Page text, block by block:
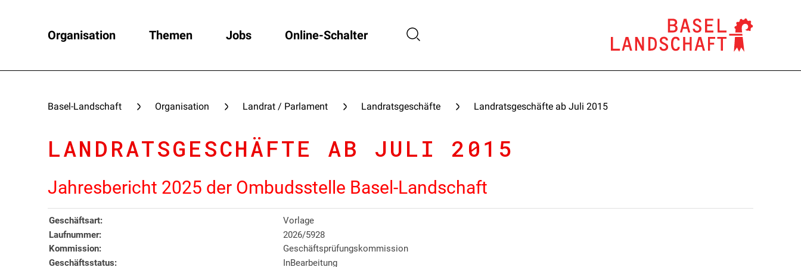
Organisation Themen Jobs Online-Schalter
Basel-Landschaft Organisation Landrat / Parlament Landratsgeschäfte Landratsgeschäfte ab Juli 2015
LANDRATSGESCHÄFTE AB JULI 2015